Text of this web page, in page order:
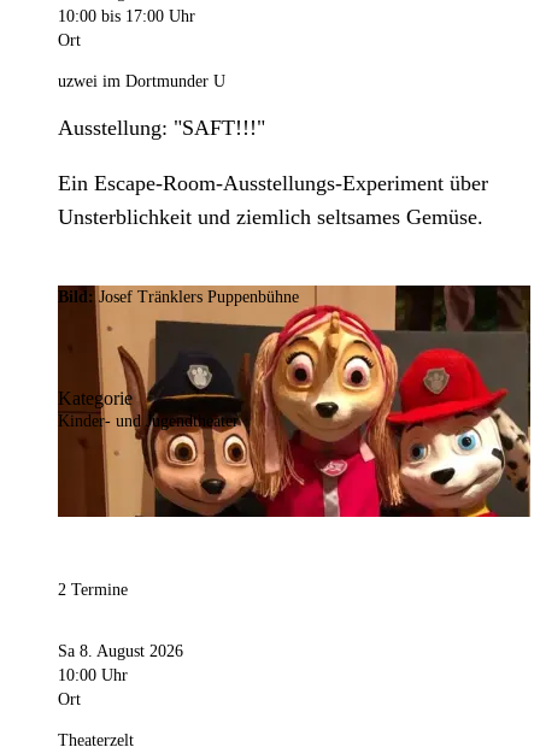
10:00 bis 17:00 Uhr
Ort
uzwei im Dortmunder U
Ausstellung: "SAFT!!!"
Ein Escape-Room-Ausstellungs-Experiment über
Unsterblichkeit und ziemlich seltsames Gemüse.
Bild:Josef Tränklers Puppenbühne
Kategorie
Kinder- und Jugendtheater
2 Termine
Sa 8. August 2026
10:00 Uhr
Ort
Theaterzelt